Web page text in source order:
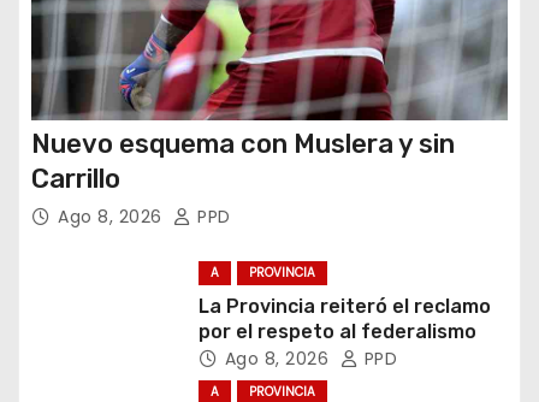
Nuevo esquema con Muslera y sin
Carrillo
Ago 8, 2026 PPD
A PROVINCIA
La Provincia reiteró el reclamo
por el respeto al federalismo
Ago 8, 2026 PPD
A PROVINCIA